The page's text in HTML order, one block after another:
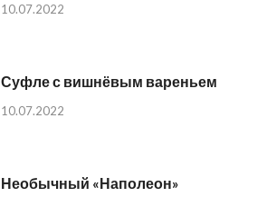
10.07.2022
Суфле с вишнёвым вареньем
10.07.2022
Необычный «Наполеон»